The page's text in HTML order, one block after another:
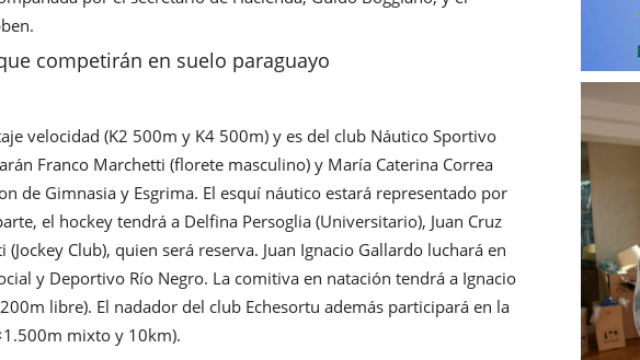
competirán en suelo paraguayo
velocidad (K2 500m y K4 500m) y es del club Náutico Sportivo
Franco Marchetti (florete masculino) y María Caterina Correa
de Gimnasia y Esgrima. El esquí náutico estará representado por
el hockey tendrá a Delfina Persoglia (Universitario), Juan Cruz
(Jockey Club), quien será reserva. Juan Ignacio Gallardo luchará en
y Deportivo Río Negro. La comitiva en natación tendrá a Ignacio
libre). El nadador del club Echesortu además participará en la
mixto y 10km).